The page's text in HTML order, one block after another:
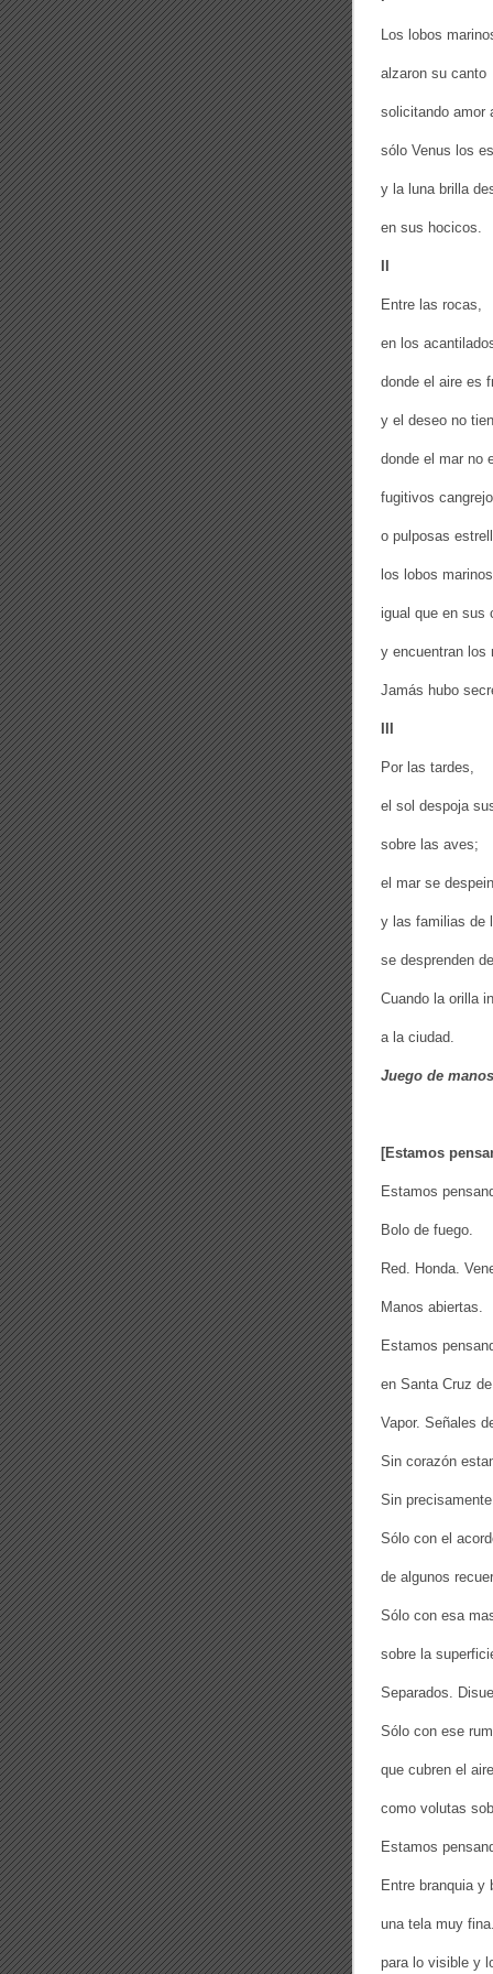
S
)
Los lobos
alzaron su canto
solicitando amor
sólo Venus los
y la luna brilla
en sus hocicos.
Entre las rocas,
en los
donde el aire es
y el deseo no
donde el mar no
fugitivos
o pulposas
los lobos
igual que en sus
y encuentran los
Jamás hubo
Por las tardes,
el sol despoja
sobre las aves;
el mar se
y las familias de
se desprenden
Cuando la orilla
a la ciudad.
Juego de manos
[Estamos
Estamos
Bolo de fuego.
Red. Honda.
Manos abiertas.
Estamos
en Santa Cruz
Vapor. Señales
Sin corazón
Sin
Sólo con el
de algunos
Sólo con esa
sobre la
Separados.
Sólo con ese
que cubren el
como volutas
Estamos
Entre branquia y
una tela muy
para lo visible y